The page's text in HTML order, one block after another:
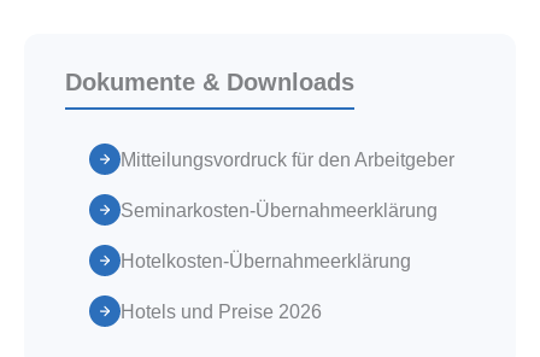
Dokumente & Downloads
Mitteilungsvordruck für den Arbeitgeber
Seminarkosten-Übernahmeerklärung
Hotelkosten-Übernahmeerklärung
Hotels und Preise 2026